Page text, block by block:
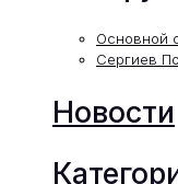
Основной
Сергиев
Новости